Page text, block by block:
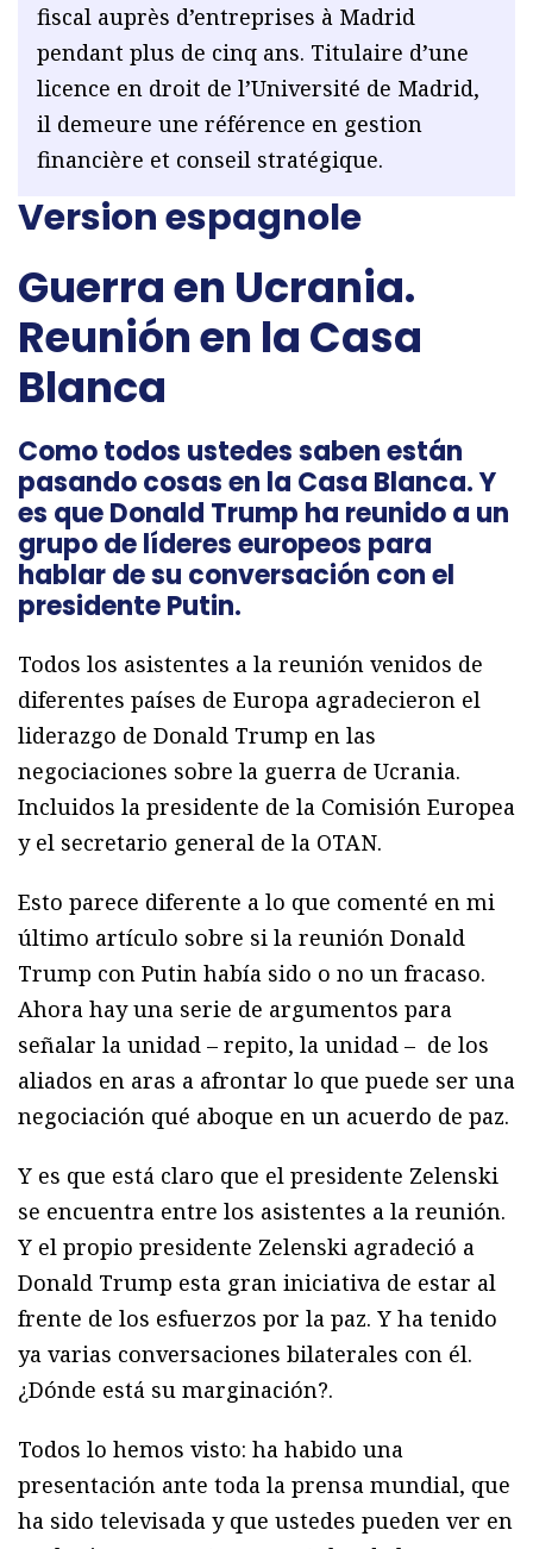
fiscal auprès d’entreprises à Madrid
pendant plus de cinq ans. Titulaire d’une
licence en droit de l’Université de Madrid,
il demeure une référence en gestion
financière et conseil stratégique.
Version espagnole
Guerra en Ucrania.
Reunión en la Casa
Blanca
Como todos ustedes saben están
pasando cosas en la Casa Blanca. Y
es que Donald Trump ha reunido a un
grupo de líderes europeos para
hablar de su conversación con el
presidente Putin.
Todos los asistentes a la reunión venidos de
diferentes países de Europa agradecieron el
liderazgo de Donald Trump en las
negociaciones sobre la guerra de Ucrania.
Incluidos la presidente de la Comisión Europea
y el secretario general de la OTAN.
Esto parece diferente a lo que comenté en mi
último artículo sobre si la reunión Donald
Trump con Putin había sido o no un fracaso.
Ahora hay una serie de argumentos para
señalar la unidad – repito, la unidad – de los
aliados en aras a afrontar lo que puede ser una
negociación qué aboque en un acuerdo de paz.
Y es que está claro que el presidente Zelenski
se encuentra entre los asistentes a la reunión.
Y el propio presidente Zelenski agradeció a
Donald Trump esta gran iniciativa de estar al
frente de los esfuerzos por la paz. Y ha tenido
ya varias conversaciones bilaterales con él.
¿Dónde está su marginación?.
Todos lo hemos visto: ha habido una
presentación ante toda la prensa mundial, que
ha sido televisada y que ustedes pueden ver en